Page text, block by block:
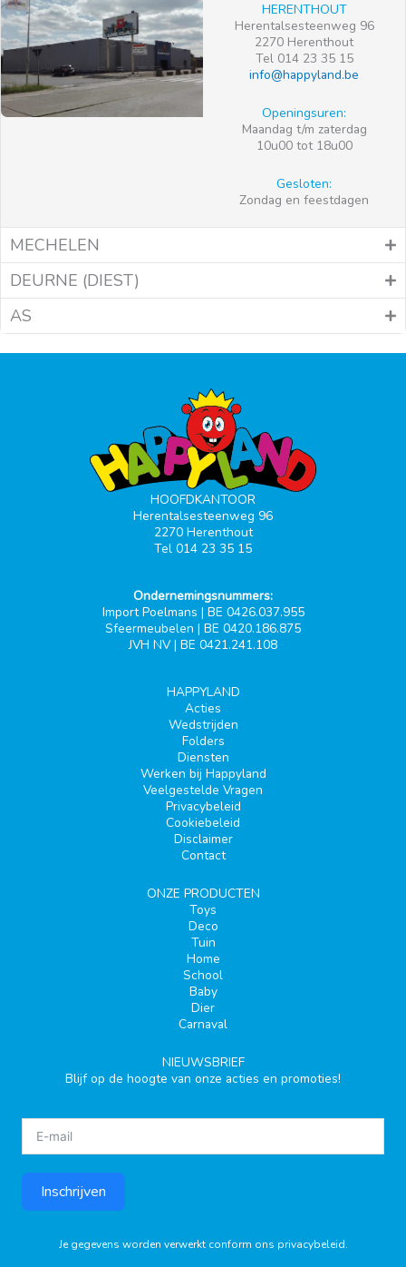
HERENTHOUT
Herentalsesteenweg 96
2270 Herenthout
Tel 014 23 35 15
info@happyland.be
Openingsuren:
Maandag t/m zaterdag
10u00 tot 18u00
Gesloten:
Zondag en feestdagen
MECHELEN
DEURNE (DIEST)
AS
HOOFDKANTOOR
Herentalsesteenweg 96
2270 Herenthout
Tel 014 23 35 15
Ondernemingsnummers:
Import Poelmans | BE 0426.037.955
Sfeermeubelen | BE 0420.186.875
JVH NV | BE 0421.241.108
HAPPYLAND
Acties
Wedstrijden
Folders
Diensten
Werken bij Happyland
Veelgestelde Vragen
Privacybeleid
Cookiebeleid
Disclaimer
Contact
ONZE PRODUCTEN
Toys
Deco
Tuin
Home
School
Baby
Dier
Carnaval
NIEUWSBRIEF
Blijf op de hoogte van onze acties en promoties!
Inschrijven
Je gegevens worden verwerkt conform ons privacybeleid.